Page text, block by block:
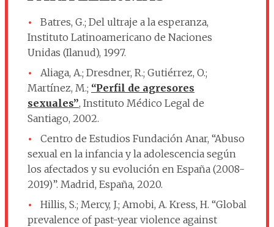
Batres, G.; Del ultraje a la esperanza,
Instituto Latinoamericano de Naciones
Unidas (Ilanud), 1997.
Aliaga, A.; Dresdner, R.; Gutiérrez, O.;
Martínez, M.; “Perfil de agresores
sexuales”, Instituto Médico Legal de
Santiago, 2002.
Centro de Estudios Fundación Anar, “Abuso
sexual en la infancia y la adolescencia según
los afectados y su evolución en España (2008-
2019)”. Madrid, España, 2020.
Hillis, S.; Mercy, J.; Amobi, A. Kress, H. “Global
prevalence of past-year violence against